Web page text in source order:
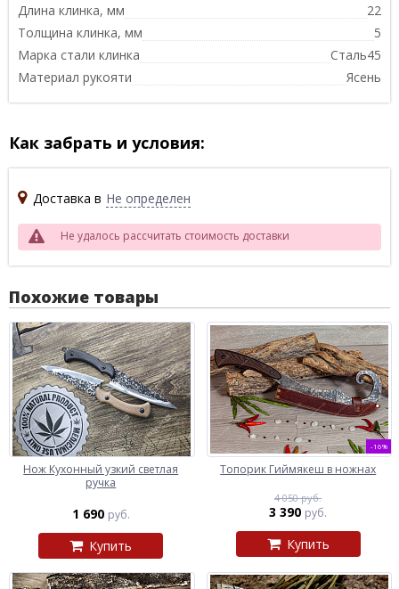
Длина клинка, мм
22
Толщина клинка, мм
5
Марка стали клинка
Сталь45
Материал рукояти
Ясень
Как забрать и условия:
Доставка в Не определен
Не удалось рассчитать стоимость доставки
Похожие товары
Нож Кухонный узкий светлая
ручка
1 690 руб.
Купить
-16%
Топорик Гиймякеш в ножнах
4 050 руб.
3 390 руб.
Купить